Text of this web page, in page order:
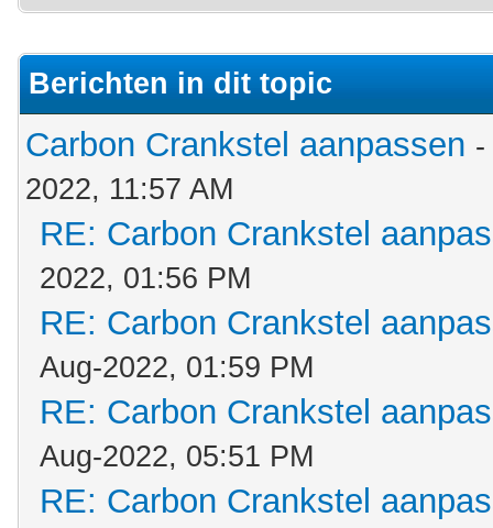
Berichten in dit topic
Carbon Crankstel aanpassen
2022, 11:57 AM
RE: Carbon Crankstel
2022, 01:56 PM
RE: Carbon Crankstel
Aug-2022, 01:59 PM
RE: Carbon Crankstel
Aug-2022, 05:51 PM
RE: Carbon Crankstel